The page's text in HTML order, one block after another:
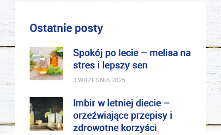
Ostatnie posty
Spokój po lecie – melisa na
stres i lepszy sen
3 WRZEŚNIA 2025
Imbir w letniej diecie –
orzeźwiające przepisy i
zdrowotne korzyści